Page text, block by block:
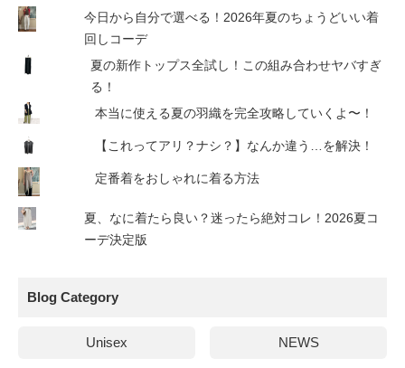
今日から自分で選べる！2026年夏のちょうどいい着
回しコーデ
夏の新作トップス全試し！この組み合わせヤバすぎ
る！
本当に使える夏の羽織を完全攻略していくよ〜！
【これってアリ？ナシ？】なんか違う…を解決！
定番着をおしゃれに着る方法
夏、なに着たら良い？迷ったら絶対コレ！2026夏コ
ーデ決定版
Blog Category
Unisex NEWS